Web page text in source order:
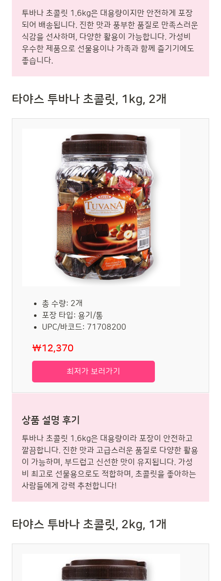
투바나 초콜릿 1.6kg은 대용량이지만 안전하게 포장
되어 배송됩니다. 진한 맛과 풍부한 품질로 만족스러운
식감을 선사하며, 다양한 활용이 가능합니다. 가성비
우수한 제품으로 선물용이나 가족과 함께 즐기기에도
좋습니다.
타야스 투바나 초콜릿, 1kg, 2개
총 수량: 2개
포장 타입: 용기/통
UPC/바코드: 71708200
₩12,370
최저가 보러가기
상품 설명 후기
투바나 초콜릿 1.6kg은 대용량이라 포장이 안전하고
깔끔합니다. 진한 맛과 고급스러운 품질로 다양한 활용
이 가능하며, 부드럽고 신선한 맛이 유지됩니다. 가성
비 최고로 선물용으로도 적합하며, 초콜릿을 좋아하는
사람들에게 강력 추천합니다!
타야스 투바나 초콜릿, 2kg, 1개